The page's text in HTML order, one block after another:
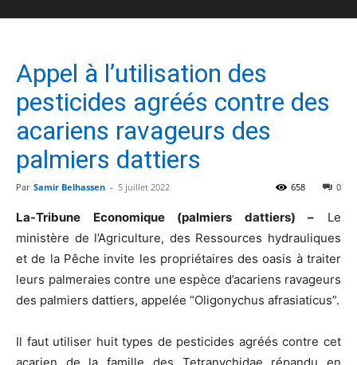
Appel à l’utilisation des
pesticides agréés contre des
acariens ravageurs des
palmiers dattiers
Par Samir Belhassen - 5 juillet 2022 0
658
La-Tribune Economique (palmiers dattiers) – Le
ministère de l’Agriculture, des Ressources hydrauliques
et de la Pêche invite les propriétaires des oasis à traiter
leurs palmeraies contre une espèce d’acariens ravageurs
des palmiers dattiers, appelée “Oligonychus afrasiaticus”.
Il faut utiliser huit types de pesticides agréés contre cet
acarien de la famille des Tetranychidae répandu en